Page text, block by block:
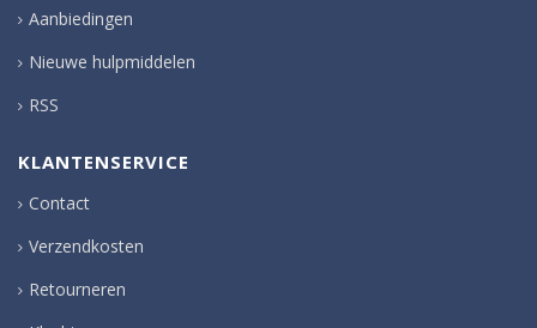
Aanbiedingen
Nieuwe hulpmiddelen
RSS
KLANTENSERVICE
Contact
Verzendkosten
Retourneren